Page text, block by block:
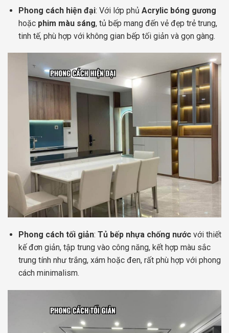
Phong cách hiện đại: Với lớp phủ Acrylic bóng gương
hoặc phim màu sáng, tủ bếp mang đến vẻ đẹp trẻ trung,
tinh tế, phù hợp với không gian bếp tối giản và gọn gàng.
Phong cách tối giản: Tủ bếp nhựa chống nướcvới thiết
kế đơn giản, tập trung vào công năng, kết hợp màu sắc
trung tính như trắng, xám hoặc đen, rất phù hợp với phong
cách minimalism.